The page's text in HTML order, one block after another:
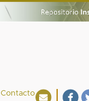
Contacto